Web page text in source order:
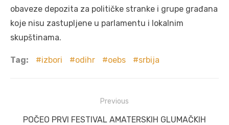
obaveze depozita za političke stranke i grupe građana
koje nisu zastupljene u parlamentu i lokalnim
skupštinama.
Tag: izbori odihr oebs srbija
navigation
Previous
Previous
POČEO PRVI FESTIVAL AMATERSKIH GLUMAČKIH